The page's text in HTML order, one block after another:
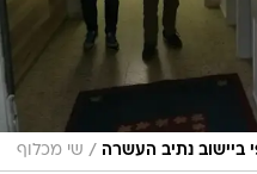
ביישוב נתיב העשרה / שי מכלוף